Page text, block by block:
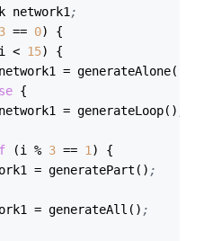
network1
;
3 == 0) {
< 15) {
= generateAlone()
{
= generateLoop()
(i % 3 == 1 ) {
= generatePart() ;
= generateAll() ;